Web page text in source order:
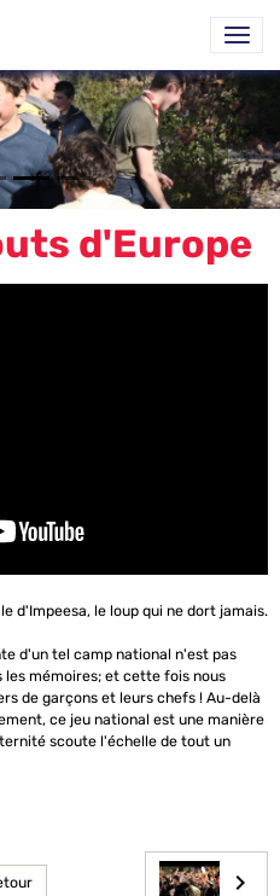
d'Europe
d'Impeesa, le loup qui ne dort jamais.
d'un tel camp national n'est pas
les mémoires; et cette fois nous
de garçons et leurs chefs ! Au-delà
ce jeu national est une manière
scoute l'échelle de tout un